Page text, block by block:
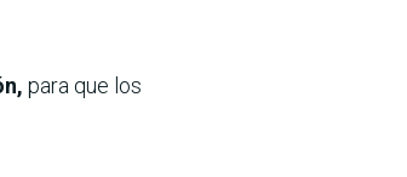
para que los